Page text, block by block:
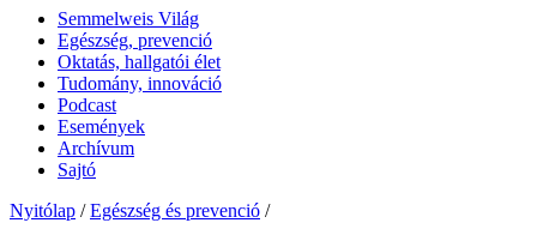
Semmelweis Világ
Egészség, prevenció
Oktatás, hallgatói élet
Tudomány, innováció
Podcast
Események
Archívum
Sajtó
Nyitólap / Egészség és prevenció /